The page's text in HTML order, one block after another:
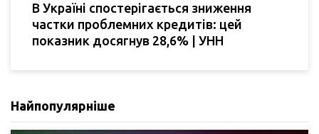
В Україні спостерігається зниження
частки проблемних кредитів: цей
показник досягнув 28,6% | УНН
Найпопулярніше